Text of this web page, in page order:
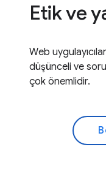
Etik ve
Web
düşünceli ve
çok önemlidir.